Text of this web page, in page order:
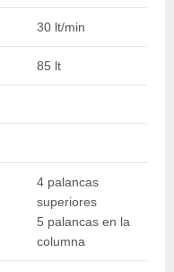
30 lt/min
85 lt
4 palancas
superiores
5 palancas en la
columna